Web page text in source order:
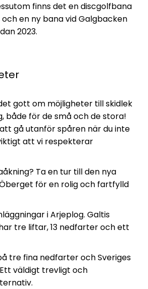
finns det en discgolfbana
och en ny bana vid Galgbacken
2023​.
gott om möjligheter till skidlek
både för de små och de stora!
gå utanför spåren när du inte
att vi respekterar
Ta en tur till den nya
för en rolig och fartfylld
i Arjeplog. Galtis
tre liftar, 13 nedfarter och ett
tre fina nedfarter och Sveriges
väldigt trevligt och